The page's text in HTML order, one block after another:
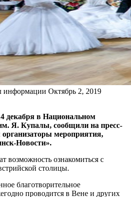
информации Октябрь 2, 2019
декабря в Национальном
Я. Купалы, сообщили на пресс-
мероприятия,
Новости».
возможность ознакомиться с
столицы.
благотворительное
проводится в Вене и других